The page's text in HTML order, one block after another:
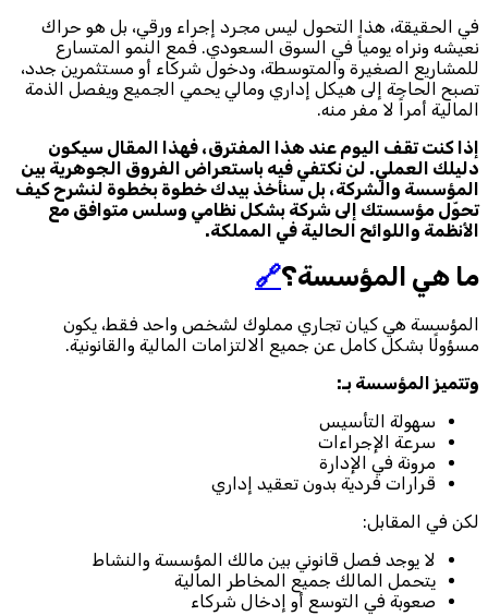
في الحقيقة، هذا التحول ليس مجرد إجراء ورقي، بل هو حراك
نعيشه ونراه يومياً في السوق السعودي. فمع النمو المتسارع
للمشاريع الصغيرة والمتوسطة، ودخول شركاء أو مستثمرين جدد،
تصبح الحاجة إلى هيكل إداري ومالي يحمي الجميع ويفصل الذمة
المالية أمراً لا مفر منه.
إذا كنت تقف اليوم عند هذا المفترق، فهذا المقال سيكون
دليلك العملي. لن نكتفي فيه باستعراض الفروق الجوهرية بين
المؤسسة والشركة، بل سنأخذ بيدك خطوة بخطوة لنشرح كيف
تحوّل مؤسستك إلى شركة بشكل نظامي وسلس متوافق مع
الأنظمة واللوائح الحالية في المملكة.
ما هي المؤسسة؟🔗
المؤسسة هي كيان تجاري مملوك لشخص واحد فقط، يكون
مسؤولًا بشكل كامل عن جميع الالتزامات المالية والقانونية.
وتتميز المؤسسة بـ:
سهولة التأسيس
سرعة الإجراءات
مرونة في الإدارة
قرارات فردية بدون تعقيد إداري
لكن في المقابل:
لا يوجد فصل قانوني بين مالك المؤسسة والنشاط
يتحمل المالك جميع المخاطر المالية
صعوبة في التوسع أو إدخال شركاء